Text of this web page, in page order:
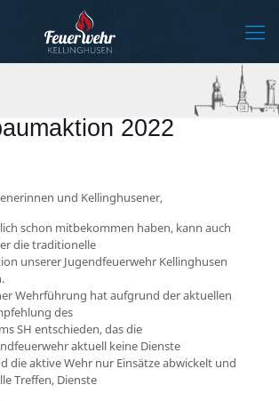
2022
und Kellinghusener,
schon mitbekommen haben, kann auch
die traditionelle
unserer Jugendfeuerwehr Kellinghusen
Wehrführung hat aufgrund der aktuellen
des
SH entschieden, das die
aktuell keine Dienste
die aktive Wehr nur Einsätze abwickelt und
Treffen, Dienste